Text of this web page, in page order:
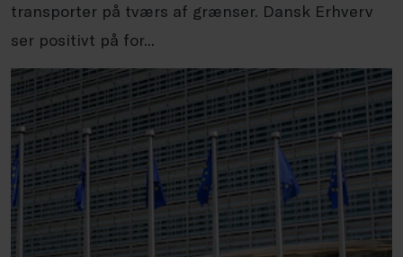
transporter på tværs af grænser. Dansk Erhverv
ser positivt på for...